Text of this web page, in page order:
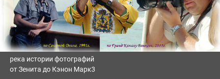
река истории фотографий
от Зенита до Кэнон Марк3